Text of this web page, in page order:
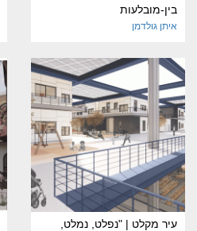
בין-מובלעות
איתן גולדמן
עיר מקלט | "נפלט, נמלט,